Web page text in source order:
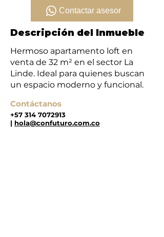
Contactar asesor
Descripción del Inmueble
Hermoso apartamento loft en
venta de 32 m² en el sector La
Linde. Ideal para quienes buscan
un espacio moderno y funcional.
Contáctanos
+57 314 7072913
| hola@confuturo.com.co